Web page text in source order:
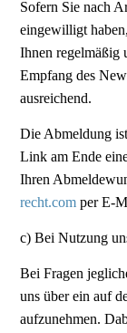
Sofern Sie nach
eingewilligt
Ihnen regelmäßig
Empfang des
ausreichend.
Die Abmeldung
Link am Ende
Ihren
recht.comper E-
c) Bei Nutzung
Bei Fragen
uns über ein auf
aufzunehmen.